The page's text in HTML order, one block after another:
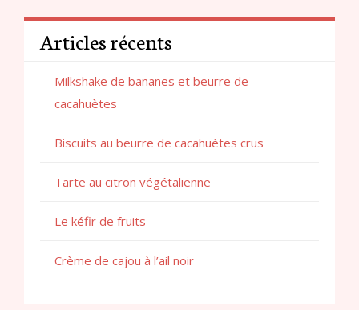
Articles récents
Milkshake de bananes et beurre de
cacahuètes
Biscuits au beurre de cacahuètes crus
Tarte au citron végétalienne
Le kéfir de fruits
Crème de cajou à l’ail noir